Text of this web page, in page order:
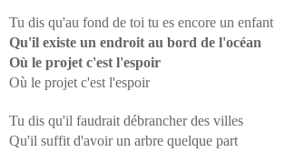
Tu dis qu'au fond de toi tu es encore un enfant
Qu'il existe un endroit au bord de l'océan
Où le projet c'est l'espoir
Où le projet c'est l'espoir
Tu dis qu'il faudrait débrancher des villes
Qu'il suffit d'avoir un arbre quelque part